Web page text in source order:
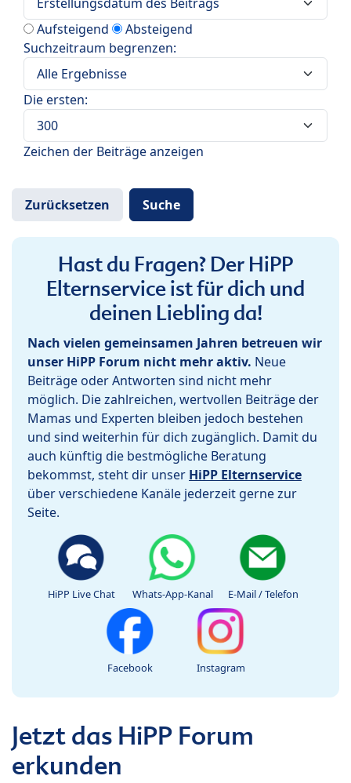
Aufsteigend
Absteigend
Suchzeitraum begrenzen:
Die ersten:
Zeichen der Beiträge anzeigen
Hast du Fragen? Der HiPP
Elternservice ist für dich und
deinen Liebling da!
Nach vielen gemeinsamen Jahren betreuen wir
unser HiPP Forum nicht mehr aktiv. Neue
Beiträge oder Antworten sind nicht mehr
möglich. Die zahlreichen, wertvollen Beiträge der
Mamas und Experten bleiben jedoch bestehen
und sind weiterhin für dich zugänglich. Damit du
auch künftig die bestmögliche Beratung
bekommst, steht dir unser HiPP Elternservice
über verschiedene Kanäle jederzeit gerne zur
Seite.
HiPP Live Chat Whats-App-Kanal E-Mail / Telefon
Facebook Instagram
Jetzt das HiPP Forum
erkunden